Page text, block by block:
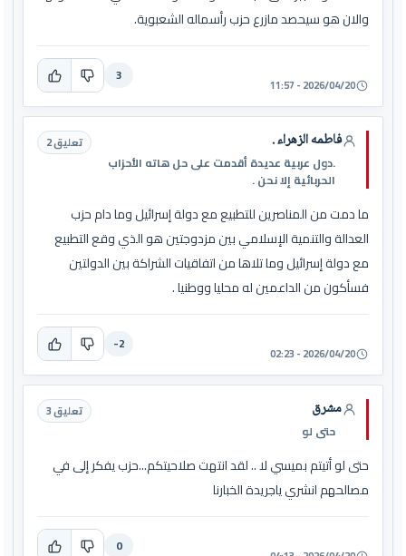
والان هو سيحصد مازرع حزب رأسماله الشعبوية.
2026/04/20 - 11:57
3
فاطمه الزهراء .
.دول عربية عديدة أقدمت على حل هاته الأحزاب
الحربائية إلا نحن .
تعليق 2
ما دمت من المناصرين للتطبيع مع دولة إسرائيل وما دام حزب
العدالة والتنمية الإسلامي بين مزدوجتين هو الذي وقع التطبيع
مع دولة إسرائيل وما تلاها من اتفاقيات الشراكة بين الدولتين
فسأكون من الداعمين له محليا ووطنيا .
2026/04/20 - 02:23
-2
مشرق
حتى لو
تعليق 3
حتى لو أتيتم بميسي لا .. لقد انتهت صلاحيتكم...حزب يفكر إلى في
مصالحهم انشري ياجريدة الخبارنا
0